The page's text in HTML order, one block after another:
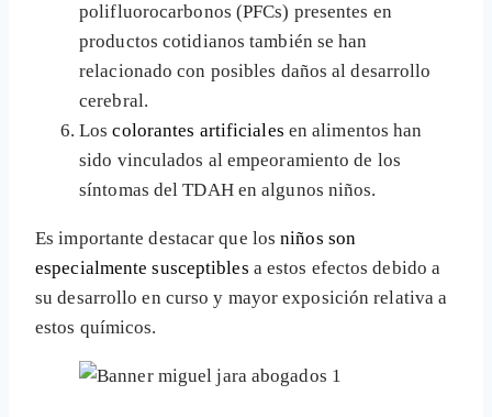
polifluorocarbonos (PFCs) presentes en
productos cotidianos también se han
relacionado con posibles daños al desarrollo
cerebral.
Loscolorantes artificiales en alimentos han
sido vinculados al empeoramiento de los
síntomas del TDAH en algunos niños.
Es importante destacar que losniños son
especialmente susceptibles a estos efectos debido a
su desarrollo en curso y mayor exposición relativa a
estos químicos.